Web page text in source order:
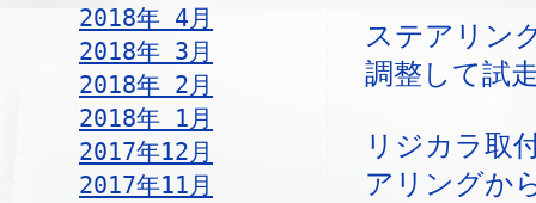
2018年 4月
2018年 3月
2018年 2月
2018年 1月
2017年12月
2017年11月
ステアリン
調整して試
リジカラ取
アリングか